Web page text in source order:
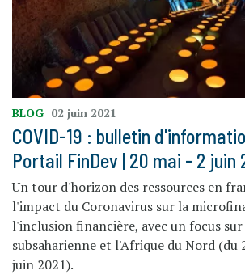
BLOG 02 juin 2021
COVID-19 : bulletin
Portail FinDev | 20 mai - 2 juin
Un tour d'horizon des ressources en
l'impact du Coronavirus sur la
l'inclusion financière, avec un focus
subsaharienne et l'Afrique du Nord (du
juin 2021).